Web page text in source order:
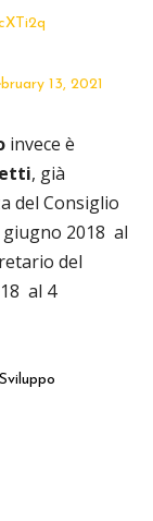
13, 2021
invece è
, già
del Consiglio
2018 al
del
al 4